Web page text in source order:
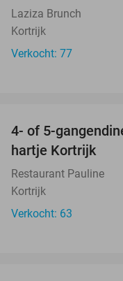
Laziza Brunch
Kortrijk
Verkocht: 77
4- of 5-
hartje Kortrijk
Restaurant Pauline
Kortrijk
Verkocht: 63